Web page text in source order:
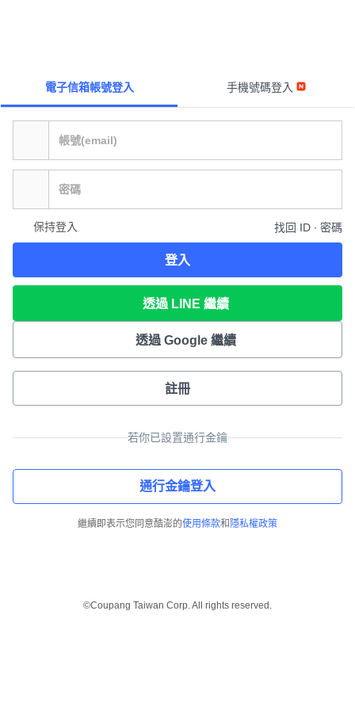
電子信箱帳號登入 手機號碼登入
保持登入 找回 ID ∙ 密碼
登入
透過 LINE 繼續
透過 Google 繼續
註冊
若你已設置通行金鑰
通行金鑰登入
繼續即表示您同意酷澎的使用條款和 隱私權政策
©Coupang Taiwan Corp. All rights reserved.